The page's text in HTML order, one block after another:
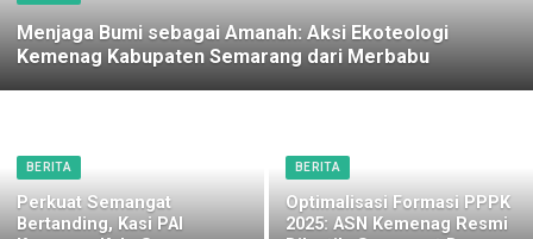
Menjaga Bumi sebagai Amanah: Aksi Ekoteologi
Kemenag Kabupaten Semarang dari Merbabu
BERITA
Perkuat Semangat
Bertanding, Kasi PAI
BERITA
Optimalisasi Formasi PPPK
2025: ASN Kemenag Resmi